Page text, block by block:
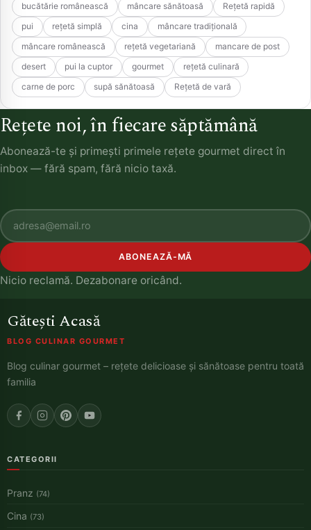
bucătărie românească
mâncare sănătoasă
Rețetă rapidă
pui
rețetă simplă cina
mâncare tradițională
mâncare românească
rețetă vegetariană
mancare de post
desert
pui la cuptor gourmet
rețetă culinară
carne de porc
supă sănătoasă Rețetă de vară
Rețete noi, în fiecare săptămână
Abonează-te și primești primele rețete gourmet direct în
inbox — fără spam, fără nicio taxă.
ABONEAZĂ-MĂ
Nicio reclamă. Dezabonare oricând.
Gătești Acasă
BLOG CULINAR GOURMET
Blog culinar gourmet – rețete delicioase și sănătoase pentru toată
familia
CATEGORII
Pranz (74)
Cina (73)